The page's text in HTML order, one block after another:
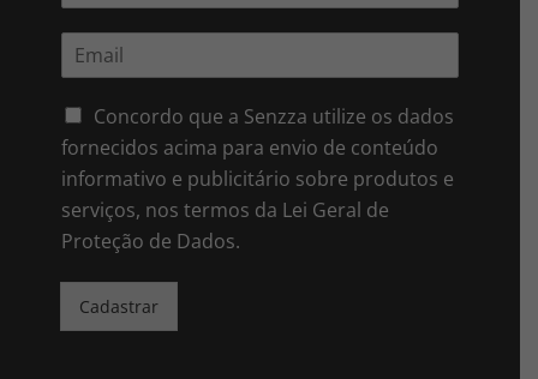
m
i
l
*
Concordo que a Senzza utilize os dados
fornecidos acima para envio de conteúdo
informativo e publicitário sobre produtos e
serviços, nos termos da Lei Geral de
Proteção de Dados.
Cadastrar